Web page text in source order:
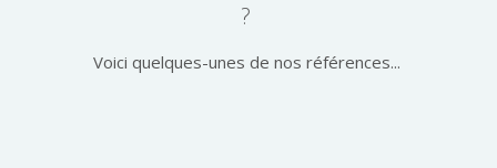
?
Voici quelques-unes de nos références...